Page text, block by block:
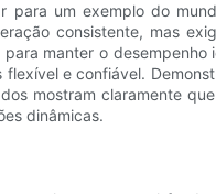
um exemplo do
consistente, mas
manter o
e confiável.
mostram claramente
dinâmicas.